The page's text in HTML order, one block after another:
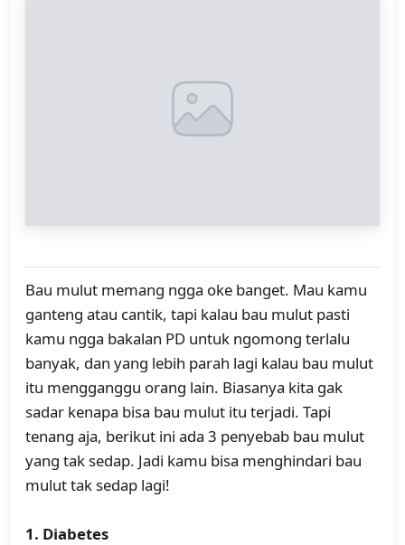
Bau mulut memang ngga oke banget. Mau kamu
ganteng atau cantik, tapi kalau bau mulut pasti
kamu ngga bakalan PD untuk ngomong terlalu
banyak, dan yang lebih parah lagi kalau bau mulut
itu mengganggu orang lain. Biasanya kita gak
sadar kenapa bisa bau mulut itu terjadi. Tapi
tenang aja, berikut ini ada 3 penyebab bau mulut
yang tak sedap. Jadi kamu bisa menghindari bau
mulut tak sedap lagi!
1. Diabetes